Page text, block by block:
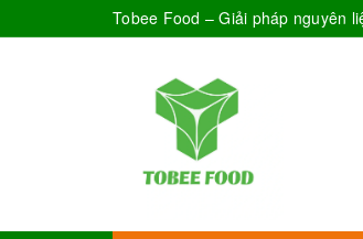
Tobee Food – Giải pháp nguyên